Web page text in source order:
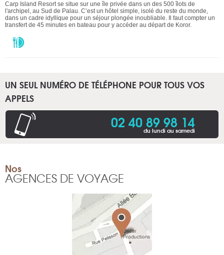
Carp Island Resort se situe sur une île privée dans un des 500 îlots de
l'archipel, au Sud de Palau. C’est un hôtel simple, isolé du reste du monde,
dans un cadre idyllique pour un séjour plongée inoubliable. Il faut compter un
transfert de 45 minutes en bateau pour y accéder au départ de Koror.
UN SEUL NUMÉRO DE TÉLÉPHONE POUR TOUS VOS
APPELS
02 40 89 98 14
du lundi au samedi
Nos
AGENCES DE VOYAGE